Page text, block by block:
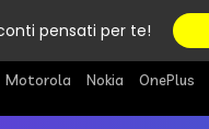
pensati per te!
Motorola Nokia OnePlus